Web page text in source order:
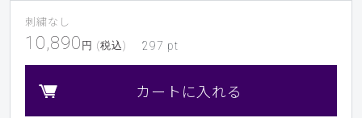
刺繍なし
10,890 円 (税込) 297 pt
カートに入れる